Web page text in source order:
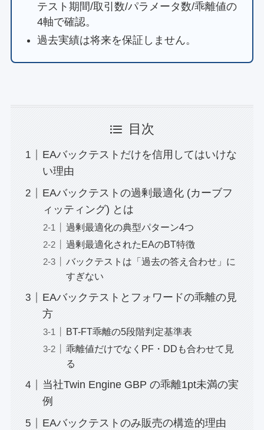
テスト期間/取引数/パラメータ数/乖離値の
4軸で確認。
過去実績は将来を保証しません。
目次
EAバックテストだけを信用してはいけな
い理由
EAバックテストの過剰最適化 (カーブフ
ィッティング) とは
過剰最適化の典型パターン4つ
過剰最適化されたEAのBT特徴
バックテストは「過去の答え合わせ」に
すぎない
EAバックテストとフォワードの乖離の見
方
BT-FT乖離の5段階判定基準表
乖離値だけでなくPF・DDも合わせて見
る
当社Twin Engine GBP の乖離1pt未満の実
例
EAバックテストのみ販売の構造的理由